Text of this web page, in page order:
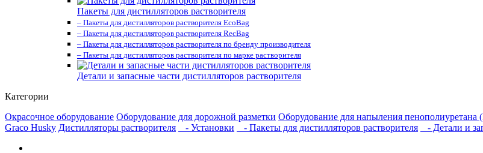
Пакеты для дистилляторов растворителя
– Пакеты для дистилляторов растворителя EcoBag
– Пакеты для дистилляторов растворителя RecBag
– Пакеты для дистилляторов растворителя по бренду производителя
– Пакеты для дистилляторов растворителя по марке растворителя
Детали и запасные части дистилляторов растворителя
Категории
Окрасочное оборудование Оборудование для дорожной разметки Оборудование для напыления
Graco Husky Дистилляторы растворителя - Установки - Пакеты для дистилляторов растворителя - Детали и